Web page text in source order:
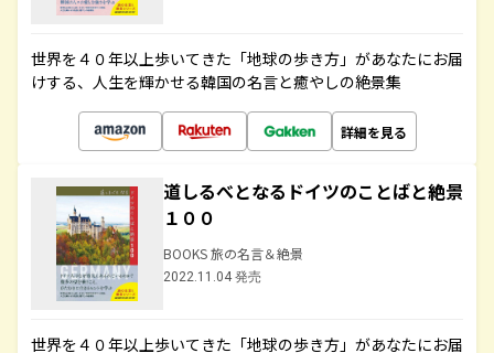
世界を４０年以上歩いてきた「地球の歩き方」があなたにお届
けする、人生を輝かせる韓国の名言と癒やしの絶景集
詳細を見る
道しるべとなるドイツのことばと絶景
１００
BOOKS 旅の名言＆絶景
2022.11.04 発売
世界を４０年以上歩いてきた「地球の歩き方」があなたにお届